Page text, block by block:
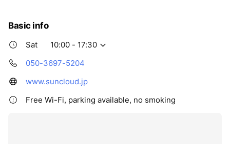
Basic info
Sat
10:00 - 17:30
050-3697-5204
www.suncloud.jp
Free Wi-Fi, parking available, no smoking